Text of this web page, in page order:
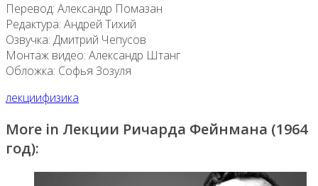
Перевод: Александр Помазан
Редактура: Андрей Тихий
Озвучка: Дмитрий Чепусов
Монтаж видео: Александр Штанг
Обложка: Софья Зозуля
лекциифизика
More in Лекции Ричарда Фейнмана (1964
год):